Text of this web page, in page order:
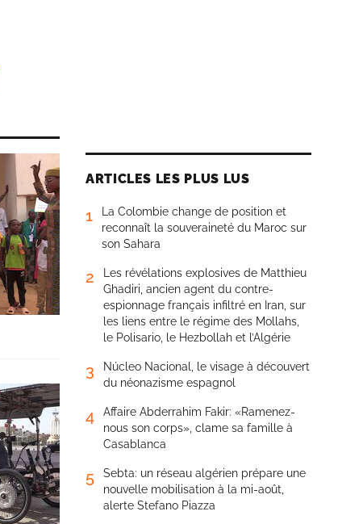
ARTICLES LES PLUS LUS
1
La Colombie change de position et
reconnaît la souveraineté du Maroc sur
son Sahara
2
Les révélations explosives de Matthieu
Ghadiri, ancien agent du contre-
espionnage français infiltré en Iran, sur
les liens entre le régime des Mollahs,
le Polisario, le Hezbollah et l’Algérie
3
Núcleo Nacional, le visage à découvert
du néonazisme espagnol
4
Affaire Abderrahim Fakir: «Ramenez-
nous son corps», clame sa famille à
Casablanca
5
Sebta: un réseau algérien prépare une
nouvelle mobilisation à la mi-août,
alerte Stefano Piazza